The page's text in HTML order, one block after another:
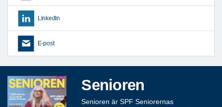
LinkedIn
E-post
Senioren
Senioren är SPF Seniorernas